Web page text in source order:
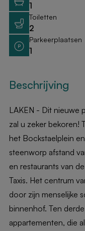
1
Toiletten
2
Parkeerplaatsen
1
Beschrijving
LAKEN - Dit nieuwe
zal u zeker bekoren!
het Bockstaelplein
steenworp afstand
en restaurants van
Taxis. Het centrum
door zijn menselijke
binnenhof. Ten
appartementen, die